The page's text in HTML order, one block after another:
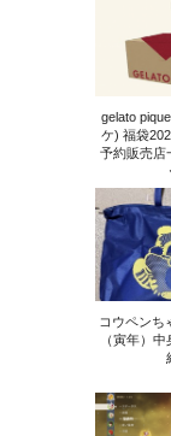
gelato
ケ) 福袋
予約販売店
コウペンち
（寅年）